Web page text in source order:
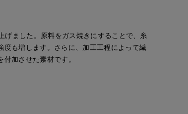
ました。原料をガス焼きにすることで、糸
も増します。さらに、加工工程によって繊
加させた素材です。